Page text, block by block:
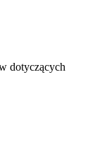
dotyczących